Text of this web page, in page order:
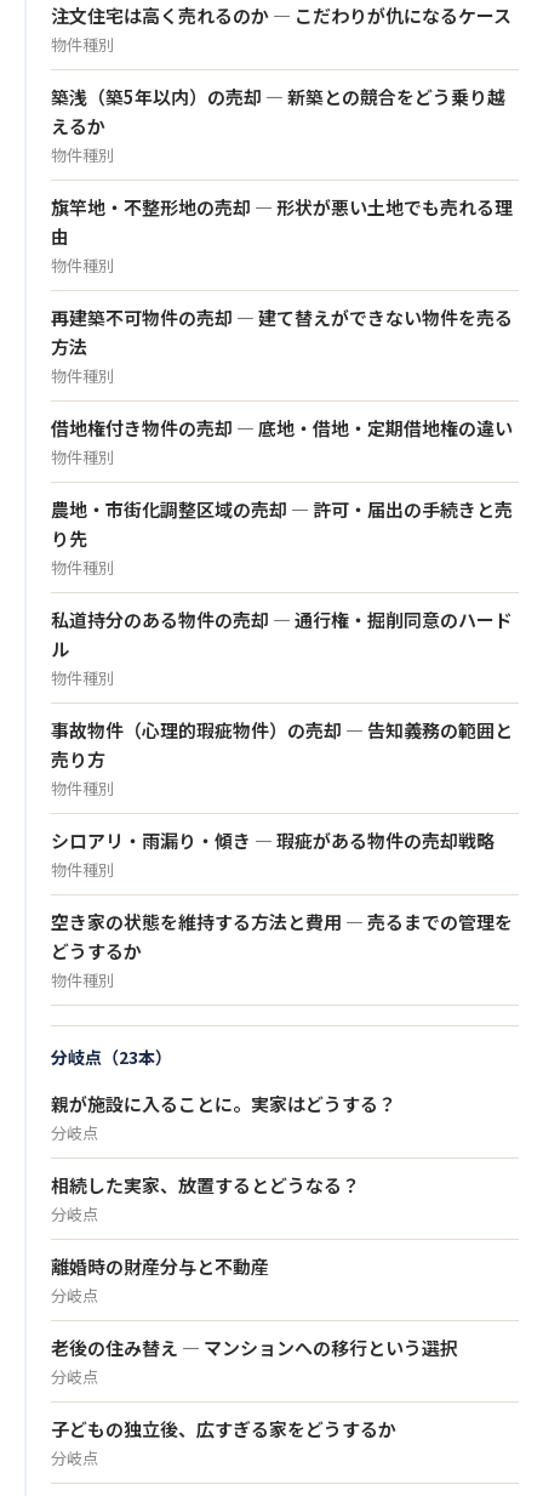
注文住宅は高く売れるのか — こだわりが仇になるケース
物件種別
築浅（築5年以内）の売却 — 新築との競合をどう乗り越
えるか
物件種別
旗竿地・不整形地の売却 — 形状が悪い土地でも売れる理
由
物件種別
再建築不可物件の売却 — 建て替えができない物件を売る
方法
物件種別
借地権付き物件の売却 — 底地・借地・定期借地権の違い
物件種別
農地・市街化調整区域の売却 — 許可・届出の手続きと売
り先
物件種別
私道持分のある物件の売却 — 通行権・掘削同意のハード
ル
物件種別
事故物件（心理的瑕疵物件）の売却 — 告知義務の範囲と
売り方
物件種別
シロアリ・雨漏り・傾き — 瑕疵がある物件の売却戦略
物件種別
空き家の状態を維持する方法と費用 — 売るまでの管理を
どうするか
物件種別
分岐点（23本）
親が施設に入ることに。実家はどうする？
分岐点
相続した実家、放置するとどうなる？
分岐点
離婚時の財産分与と不動産
分岐点
老後の住み替え — マンションへの移行という選択
分岐点
子どもの独立後、広すぎる家をどうするか
分岐点